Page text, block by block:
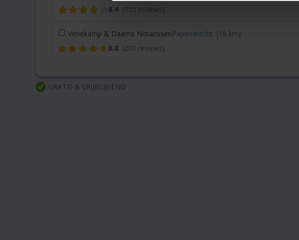
8.4 (955 reviews)
Venekamp & Daams NotarissenPapendrecht (18 km)
8.8 (200 reviews)
GRATIS & VRIJBLIJVEND